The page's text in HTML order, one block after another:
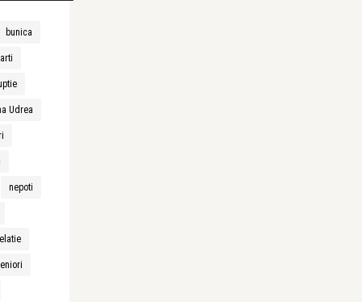
bunica
Udrea
nepoti